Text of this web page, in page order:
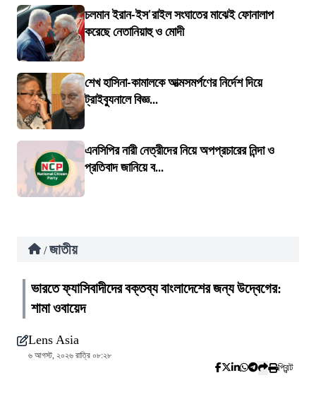
চলমান ইরান-ইস'রাইল সংঘাতের মাঝেই ফোনালাপ
করেছে নেতানিয়াহু ও মোদী
শেখ হাসিনা-কামালকে আত্মসমর্পণের নির্দেশ দিয়ে
ট্রাইব্যুনালে বিজ্ঞ...
এনসিপির নারী নেত্রীদের নিয়ে অপপ্রচারের নিন্দা ও
প্রতিবাদ জানিয়ে ব...
/ জাতীয়
ভারতে ফ্যাসিবাদীদের বক্তব্য বাংলাদেশের জন্য উদ্বেগের:
শামা ওবায়েদ
Lens Asia
৬ আগস্ট, ২০২৬ রাত্রি ০৮:২৮
প্রিন্ট